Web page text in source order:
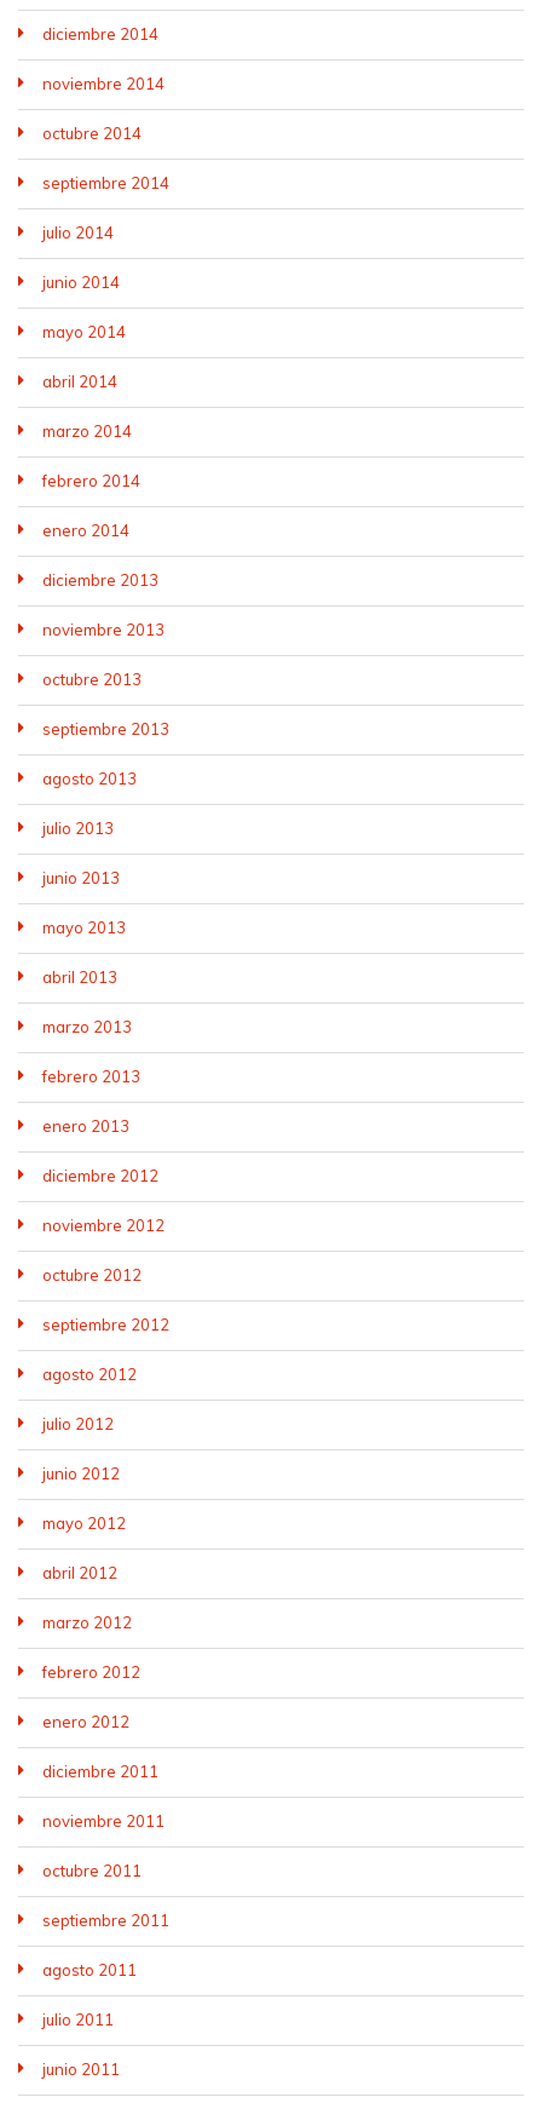
diciembre 2014
noviembre 2014
octubre 2014
septiembre 2014
julio 2014
junio 2014
mayo 2014
abril 2014
marzo 2014
febrero 2014
enero 2014
diciembre 2013
noviembre 2013
octubre 2013
septiembre 2013
agosto 2013
julio 2013
junio 2013
mayo 2013
abril 2013
marzo 2013
febrero 2013
enero 2013
diciembre 2012
noviembre 2012
octubre 2012
septiembre 2012
agosto 2012
julio 2012
junio 2012
mayo 2012
abril 2012
marzo 2012
febrero 2012
enero 2012
diciembre 2011
noviembre 2011
octubre 2011
septiembre 2011
agosto 2011
julio 2011
junio 2011